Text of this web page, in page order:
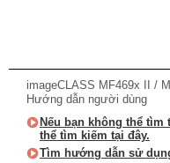
imageCLASS MF469x II /
Hướng dẫn người dùng
Nếu bạn không thể
thể tìm kiếm tại đây.
Tìm hướng dẫn sử